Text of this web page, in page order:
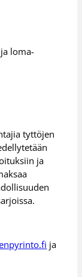
loma-
tyttöjen
ja
ja